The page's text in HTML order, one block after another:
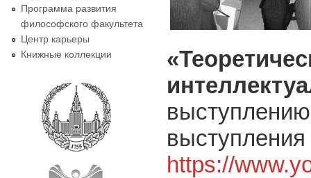
Программа развития
философского факультета
Центр карьеры
Книжные коллекции
https://